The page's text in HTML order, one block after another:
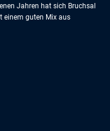
Jahren hat sich Bruchsal
einem guten Mix aus